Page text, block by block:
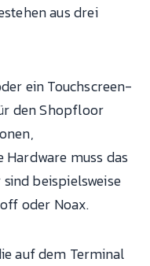
aus drei
ein Touchscreen-
den Shopfloor
Hardware muss das
beispielsweise
oder Noax.
auf dem Terminal